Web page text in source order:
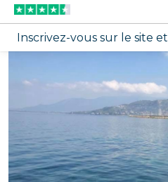
Inscrivez-vous sur le site et